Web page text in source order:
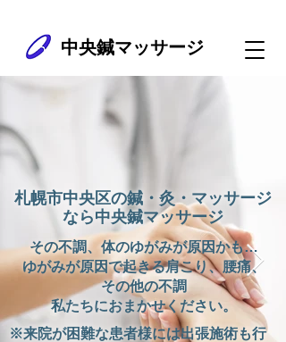
中央鍼マッサージ
札幌市中央区の鍼・灸・マッサージ
なら中央鍼マッサージ
その不調、体のゆがみが原因かも…
ゆがみが原因で起きる肩こり、腰痛、
その他の不調
​私たちにおまかせください。
​※来院が困難な患者様には出張施術も行